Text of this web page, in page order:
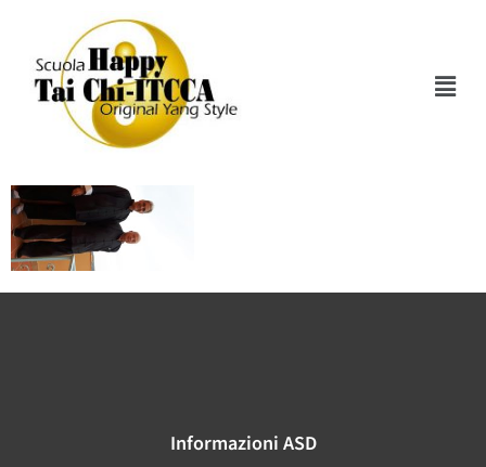
20171001_151038 –
Copia
Informazioni ASD